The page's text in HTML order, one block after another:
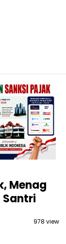
Menag
Santri
978 view